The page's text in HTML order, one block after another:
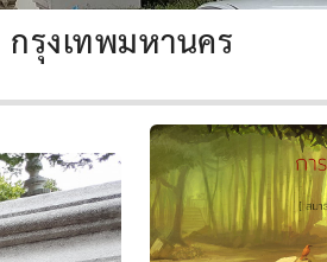
รุงเทพมหานคร